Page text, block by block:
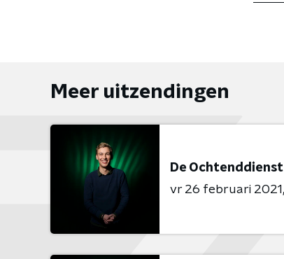
Meer uitzendingen
De Ochtenddienst
vr 26 februari 2021